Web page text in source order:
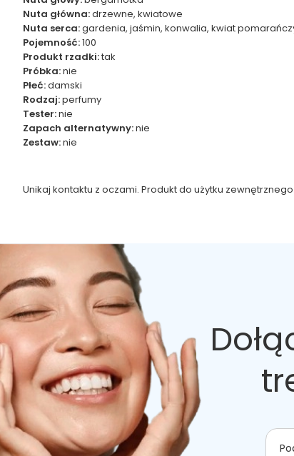
Nuta główna:drzewne, kwiatowe
Nuta serca:gardenia, jaśmin, konwalia, kwiat
Pojemność:100
Produkt rzadki:tak
Próbka:nie
Płeć:damski
Rodzaj:perfumy
Tester:nie
Zapach alternatywny:nie
Zestaw:nie
Unikaj kontaktu z oczami. Produkt do użytku zewnętrznego.